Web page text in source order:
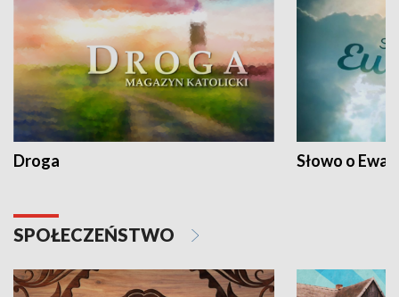
Droga Słowo o
SPOŁECZEŃSTWO